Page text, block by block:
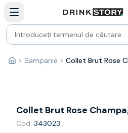
Bauturi fine — selectie
Produse Noi
Cosuri cadou
Pachete & Cadouri
Vin
Franta
Spania
Acasă
> Sampanie >
Collet Brut Rose
Cod: 343023